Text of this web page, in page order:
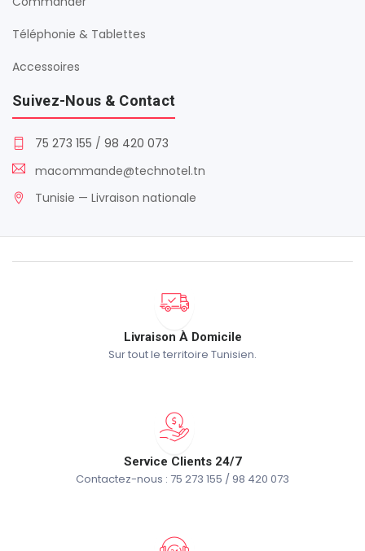
Téléphonie & Tablettes
Accessoires
Suivez-Nous & Contact
75 273 155 / 98 420 073
macommande@technotel.tn
Tunisie — Livraison nationale
Livraison À Domicile
Sur tout le territoire Tunisien.
Service Clients 24/7
Contactez-nous : 75 273 155 / 98 420 073